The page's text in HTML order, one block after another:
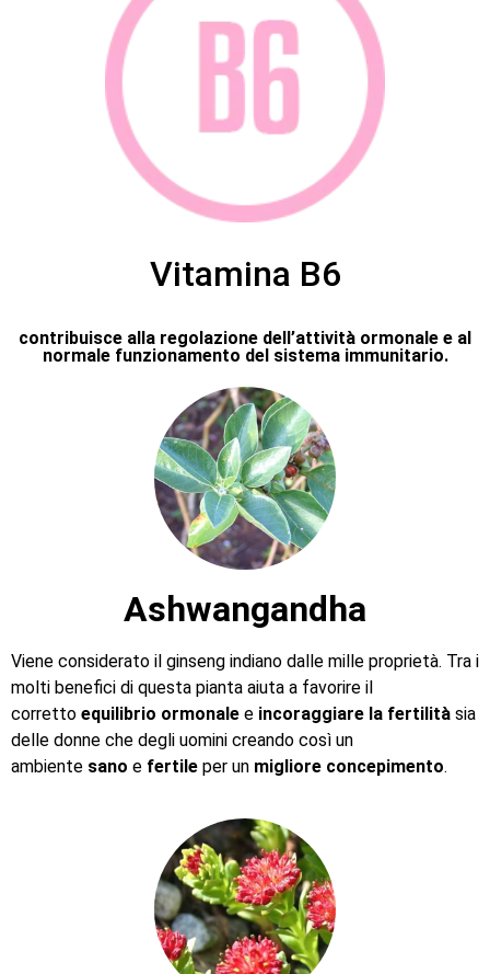
Vitamina B6
contribuisce alla regolazione dell’attività ormonale e al
normale funzionamento del sistema immunitario.
Ashwangandha
Viene considerato il ginseng indiano dalle mille proprietà. Tra i
molti benefici di questa pianta aiuta a favorire il
corretto equilibrio ormonale e incoraggiare la fertilità sia
delle donne che degli uomini creando così un
ambiente sano e fertile per un migliore concepimento.